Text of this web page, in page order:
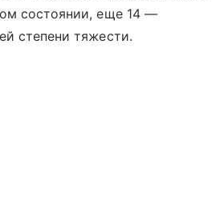
состоянии, еще 14 —
степени тяжести.